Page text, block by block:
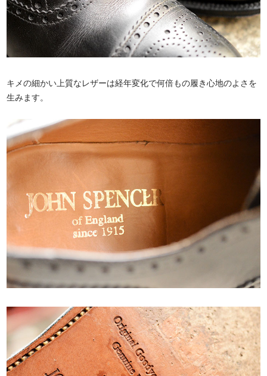
キメの細かい上質なレザーは経年変化で何倍もの履き心地のよさを
生みます。